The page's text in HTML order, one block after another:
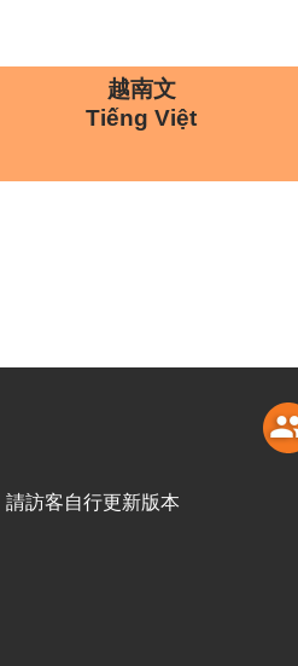
越南文
Tiếng Việt
訪客自行更新版本